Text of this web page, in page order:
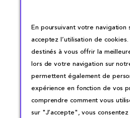
En poursuivant votre navigation
acceptez l’utilisation de
destinés à vous offrir la
lors de votre navigation sur
permettent également de
expérience en fonction de vos
comprendre comment vous
sur "J’accepte", vous